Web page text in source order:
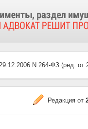
N 264-ФЗ (ред.
Редакция от